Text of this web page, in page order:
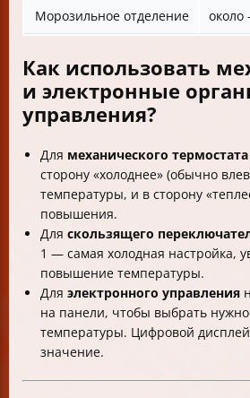
Морозильное отделение около
Как использовать
и электронные
управления?
Для механического термостата
сторону «холоднее» (обычно
температуры, и в сторону
повышения.
Для скользящего
1 — самая холодная настройка,
повышение температуры.
Для электронного управления
на панели, чтобы выбрать
температуры. Цифровой
значение.